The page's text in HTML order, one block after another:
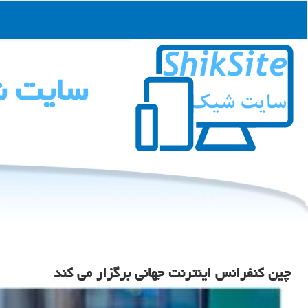
چین کنفرانس اینترنت جهانی برگزار می کند